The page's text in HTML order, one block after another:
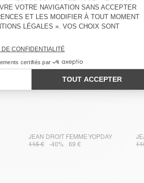
JEAN DROIT FEMME YOPDAY
115 €
-40% 69 €